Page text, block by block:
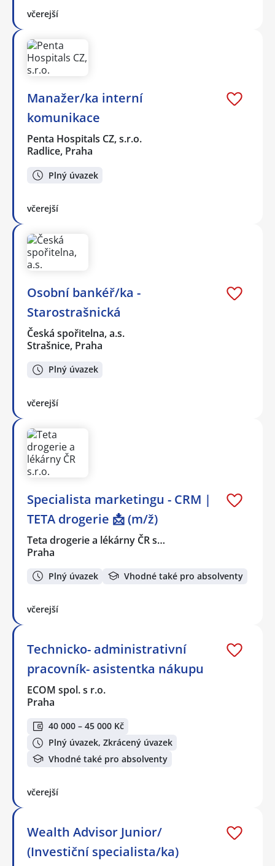
včerejší
Manažer/ka interní
komunikace
Penta Hospitals CZ, s.r.o.
Radlice, Praha
Plný úvazek
včerejší
Osobní bankéř/ka -
Starostrašnická
Česká spořitelna, a.s.
Strašnice, Praha
Plný úvazek
včerejší
Specialista marketingu - CRM |
TETA drogerie 📩 (m/ž)
Teta drogerie a lékárny ČR s…
Praha
Plný úvazek Vhodné také pro absolventy
včerejší
Technicko- administrativní
pracovník- asistentka nákupu
ECOM spol. s r.o.
Praha
40 000 – 45 000 Kč
Plný úvazek, Zkrácený úvazek
Vhodné také pro absolventy
včerejší
Wealth Advisor Junior/
(Investiční specialista/ka)